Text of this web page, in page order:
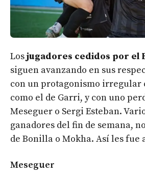
Losjugadores cedidos por el
siguen avanzando en sus
con un protagonismo irregular
como el de Garri, y con uno
Meseguer o Sergi Esteban.
ganadores del fin de semana,
de Bonilla o Mokha. Así les fue
Meseguer